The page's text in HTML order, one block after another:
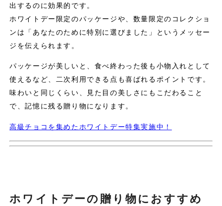
出するのに効果的です。
ホワイトデー限定のパッケージや、数量限定のコレクショ
ンは「あなたのために特別に選びました」というメッセー
ジを伝えられます。
パッケージが美しいと、食べ終わった後も小物入れとして
使えるなど、二次利用できる点も喜ばれるポイントです。
味わいと同じくらい、見た目の美しさにもこだわること
で、記憶に残る贈り物になります。
高級チョコを集めたホワイトデー特集実施中！
ホワイトデーの贈り物におすすめ